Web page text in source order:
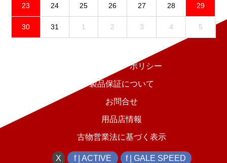
23 24 25 26 27 28 29
30 31 1 2 3 4 5
プライバシーポリシー
製品保証について
お問合せ
用品店情報
古物営業法に基づく表示
X f | ACTIVE f | GALE SPEED